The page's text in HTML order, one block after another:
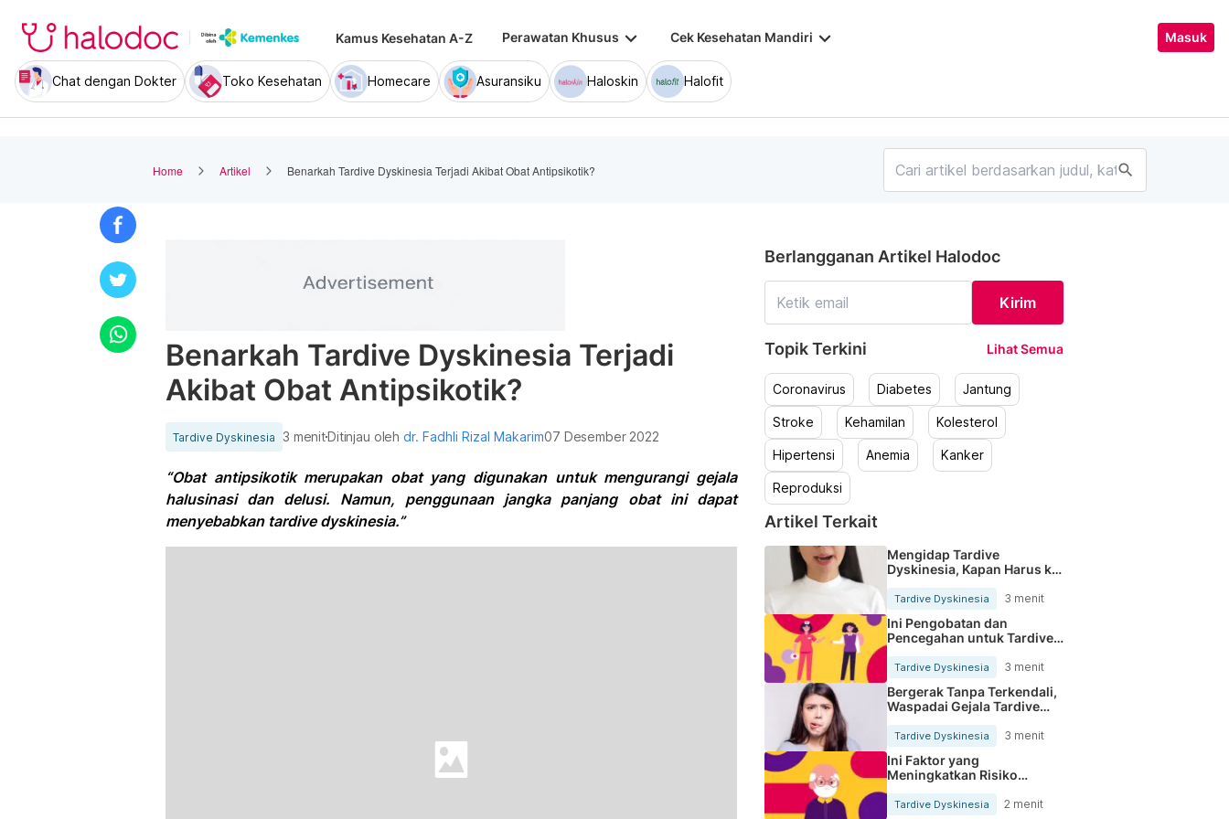
Kamus Kesehatan A-Z Perawatan Khusus keyboard_arrow_down Cek Kesehatan Mandiri keyboard_arrow_down Masuk
Chat dengan Dokter Toko Kesehatan Homecare Asuransiku Haloskin Halofit
Home Artikel Benarkah Tardive Dyskinesia Terjadi Akibat Obat Antipsikotik? search
Benarkah Tardive Dyskinesia Terjadi
Akibat Obat Antipsikotik?
Tardive Dyskinesia 3 menitDitinjau olehdr. Fadhli Rizal Makarim07 Desember 2022
“Obat antipsikotik merupakan obat yang digunakan untuk mengurangi gejala
halusinasi dan delusi. Namun, penggunaan jangka panjang obat ini dapat
menyebabkan tardive dyskinesia.”
Berlangganan Artikel Halodoc
Kirim
Topik Terkini Lihat Semua
Coronavirus Diabetes Jantung
Stroke Kehamilan Kolesterol
Hipertensi Anemia Kanker
Reproduksi
Artikel Terkait
Mengidap Tardive
Dyskinesia, Kapan Harus ke
Tardive Dyskinesia 3 menit
Ini Pengobatan dan
Pencegahan untuk Tardive
Tardive Dyskinesia 3 menit
Bergerak Tanpa Terkendali,
Waspadai Gejala Tardive
Tardive Dyskinesia 3 menit
Ini Faktor yang
Meningkatkan Risiko
Tardive Dyskinesia
Tardive Dyskinesia 2 menit